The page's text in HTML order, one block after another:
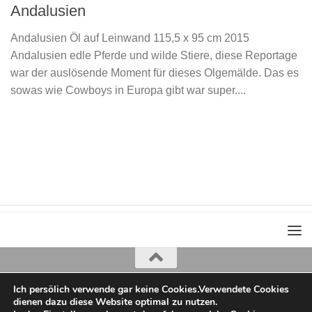
Andalusien
Andalusien Öl auf Leinwand 115,5 x 95 cm 2015
Andalusien edle Pferde und wilde Stiere, diese Reportage
war der auslösende Moment für dieses Olgemälde. Das es
sowas wie Cowboys in Europa gibt war super....
Iris Greiner
copyright 2022
Ich persölich verwende gar keine Cookies.Verwendete Cookies
dienen dazu diese Website optimal zu nutzen.